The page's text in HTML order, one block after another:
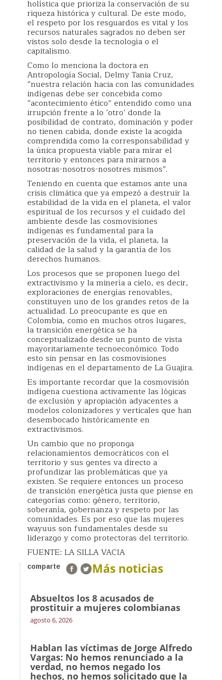
holística que prioriza la conservación de su
riqueza histórica y cultural. De este modo,
el respeto por los resguardos es vital y los
recursos naturales sagrados no deben ser
vistos solo desde la tecnología o el
capitalismo.
Como lo menciona la doctora en
Antropología Social, Delmy Tania Cruz,
“nuestra relación hacia con las comunidades
indígenas debe ser concebida como
“acontecimiento ético” entendido como una
irrupción frente a lo ‘otro’ donde la
posibilidad de contrato, dominación y poder
no tienen cabida, donde existe la acogida
comprendida como la corresponsabilidad y
la única propuesta viable para mirar el
territorio y entonces para mirarnos a
nosotras-nosotros-nosotres mismos”.
Teniendo en cuenta que estamos ante una
crisis climática que ya empezó a destruir la
estabilidad de la vida en el planeta, el valor
espiritual de los recursos y el cuidado del
ambiente desde las cosmovisiones
indígenas es fundamental para la
preservación de la vida, el planeta, la
calidad de la salud y la garantía de los
derechos humanos.
Los procesos que se proponen luego del
extractivismo y la minería a cielo, es decir,
exploraciones de energías renovables,
constituyen uno de los grandes retos de la
actualidad. Lo preocupante es que en
Colombia, como en muchos otros lugares,
la transición energética se ha
conceptualizado desde un punto de vista
mayoritariamente tecnoeconómico. Todo
esto sin pensar en las cosmovisiones
indígenas en el departamento de La Guajira.
Es importante recordar que la cosmovisión
indígena cuestiona activamente las lógicas
de exclusión y apropiación adyacentes a
modelos colonizadores y verticales que han
desembocado históricamente en
extractivismos.
Un cambio que no proponga
relacionamientos democráticos con el
territorio y sus gentes va directo a
profundizar las problemáticas que ya
existen. Se requiere entonces un proceso
de transición energética justa que piense en
categorías como: género, territorio,
soberanía, gobernanza y respeto por las
comunidades. Es por eso que las mujeres
wayuus son fundamentales desde su
liderazgo y como protectoras del territorio.
FUENTE: LA SILLA VACIA
comparte Más noticias
Absueltos los 8 acusados de
prostituir a mujeres colombianas
agosto 6, 2026
Hablan las víctimas de Jorge Alfredo
Vargas: No hemos renunciado a la
verdad, no hemos negado los
hechos, no hemos solicitado que la